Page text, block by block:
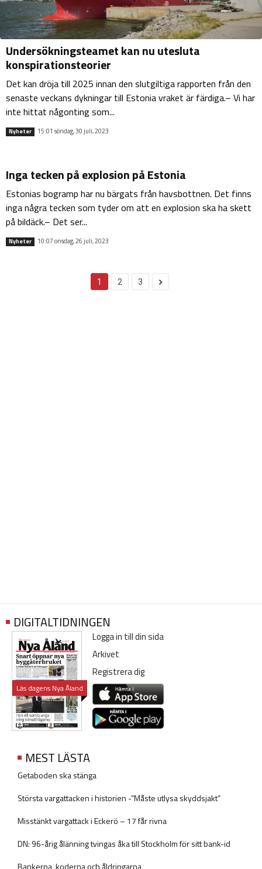
Undersökningsteamet kan nu utesluta
konspirationsteorier
Det kan dröja till 2025 innan den slutgiltiga rapporten från den
senaste veckans dykningar till Estonia vraket är färdiga.– Vi har
inte hittat någonting som...
Nyheter 15:01 söndag, 30 juli, 2023
Inga tecken på explosion på Estonia
Estonias bogramp har nu bärgats från havsbottnen. Det finns
inga några tecken som tyder om att en explosion ska ha skett
på bildäck.– Det ser...
Nyheter 10:07 onsdag, 26 juli, 2023
1 2 3
DIGITALTIDNINGEN
Läs dagens Nya Åland
Logga in till din sida
Arkivet
Registrera dig
MEST LÄSTA
Getaboden ska stänga
Största vargattacken i historien -”Måste utlysa skyddsjakt”
Misstänkt vargattack i Eckerö – 17 får rivna
DN: 96-årig ålänning tvingas åka till Stockholm för sitt bank-id
Bankerna, koderna och åldringarna